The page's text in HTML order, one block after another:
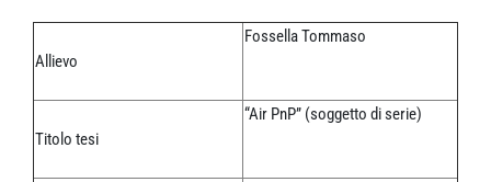
Allievo
Fossella Tommaso
Titolo tesi
“Air PnP” (soggetto di serie)